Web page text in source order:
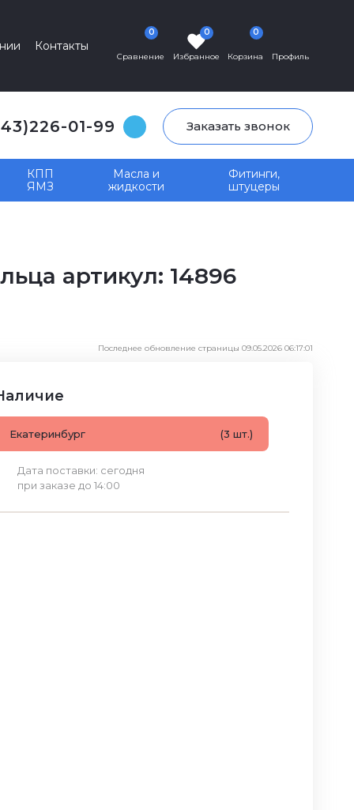
Контакты
Сравнение
0
Избранное
0
Корзина
0
Профиль
01-99 Заказать звонок
КПП
ЯМЗ
Масла и
жидкости
Фитинги,
штуцеры
артикул: 14896
Последнее обновление страницы 09.05.2026 06:17:01
Екатеринбург (3 шт.)
Дата поставки: сегодня
при заказе до 14:00